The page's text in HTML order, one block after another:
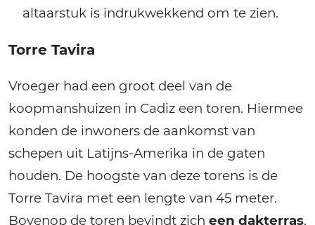
altaarstuk is indrukwekkend om te zien.
Torre Tavira
Vroeger had een groot deel van de
koopmanshuizen in Cadiz een toren. Hiermee
konden de inwoners de aankomst van
schepen uit Latijns-Amerika in de gaten
houden. De hoogste van deze torens is de
Torre Tavira met een lengte van 45 meter.
Bovenop de toren bevindt zich een dakterras,